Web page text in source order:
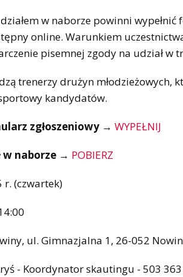
w naborze powinni wypełnić
online. Warunkiem
pisemnej zgody na udział w
trenerzy drużyn młodzieżowych,
kandydatów.
zgłoszeniowy → WYPEŁNIJ
w naborze → POBIERZ
r. (czwartek)
ul. Gimnazjalna 1, 26-052
- Koordynator skautingu - 503